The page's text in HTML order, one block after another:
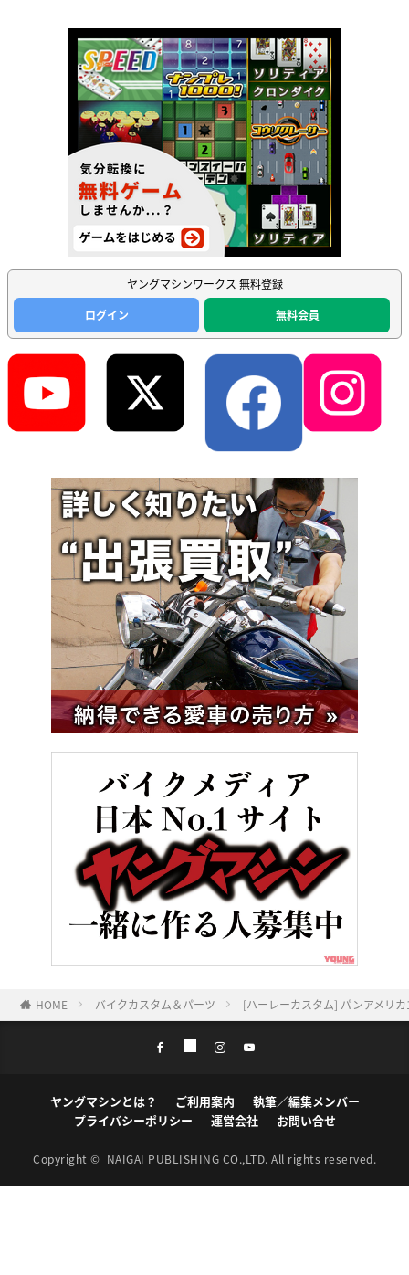
ヤングマシンワークス 無料登録
ログイン
無料会員
HOME バイクカスタム＆パーツ [ハーレーカスタム] パンアメリ
ヤングマシンとは？ ご利用案内
執筆／編集メンバー
プライバシーポリシー
運営会社 お問い合せ
Copyright © NAIGAI PUBLISHING CO.,LTD. All rights reserved.